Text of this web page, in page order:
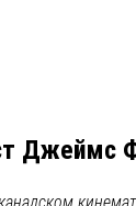
Джеймс